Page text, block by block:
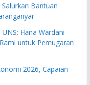
Bantuan
Hana Wardani
untuk Pemugaran
2026, Capaian